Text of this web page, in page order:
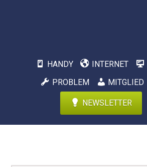
HANDY INTERNET
PROBLEM
MITGLIED
NEWSLETTER